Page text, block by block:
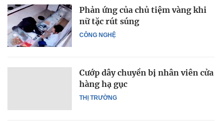
CÔNG NGHỆ
Phản ứng của chủ tiệm vàng khi
nữ tặc rút súng
THỊ TRƯỜNG
Cướp dây chuyền bị nhân viên cửa
hàng hạ gục